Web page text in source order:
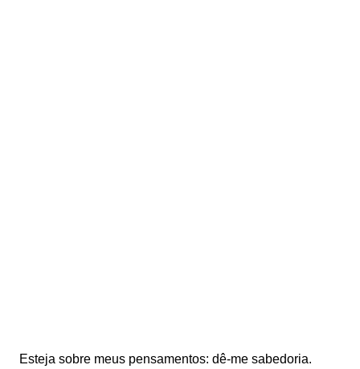
Esteja sobre meus pensamentos: dê-me sabedoria.